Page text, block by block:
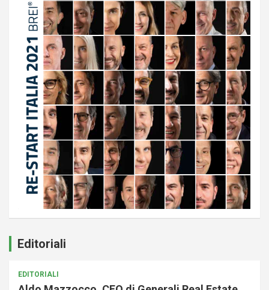
Editoriali
EDITORIALI